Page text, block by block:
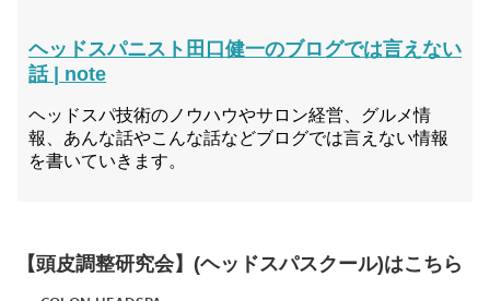
ヘッドスパニスト田口健一のブログでは言えない
話 | note
ヘッドスパ技術のノウハウやサロン経営、グルメ情
報、あんな話やこんな話などブログでは言えない情報
を書いていきます。
【頭皮調整研究会】(ヘッドスパスクール)はこちら